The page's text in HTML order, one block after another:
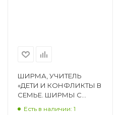
ШИРМА, УЧИТЕЛЬ
«ДЕТИ И КОНФЛИКТЫ В
СЕМЬЕ. ШИРМЫ С
Есть в наличии: 1